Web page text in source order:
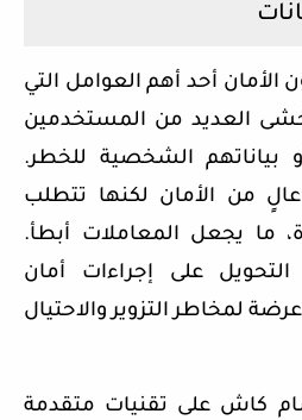
الأمان أحد أهم العوامل التي
العديد من المستخدمين
الشخصية للخطر.
من الأمان لكنها تتطلب
ما يجعل المعاملات أبطأ.
على إجراءات أمان
لمخاطر التزوير والاحتيال
كاش على تقنيات متقدمة